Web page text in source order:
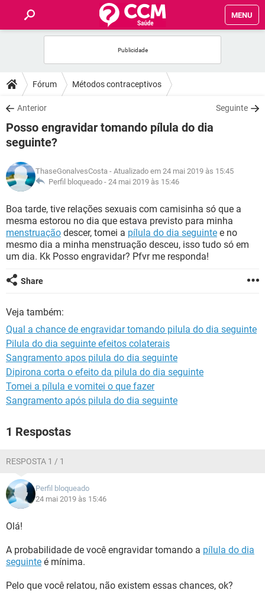
MENU
FÓRUM
SAÚDE
FAMÍLIA
NUTRIÇÃO
SEXUALIDADE
GLOSSÁRIO
Fórum Métodos contraceptivos
Anterior Seguinte
Posso engravidar tomando pílula do dia
seguinte?
ThaseGonalvesCosta - Atualizado em 24 mai 2019 às 15:45
Perfil bloqueado - 24 mai 2019 às 15:46
Boa tarde, tive relações sexuais com camisinha só que a
mesma estorou no dia que estava previsto para minha
menstruação descer, tomei a pílula do dia seguinte e no
mesmo dia a minha menstruação desceu, isso tudo só em
um dia. Kk Posso engravidar? Pfvr me responda!
Share
Veja também:
Qual a chance de engravidar tomando pilula do dia seguinte
Pilula do dia seguinte efeitos colaterais
Sangramento apos pilula do dia seguinte
Dipirona corta o efeito da pilula do dia seguinte
Tomei a pílula e vomitei o que fazer
Sangramento após pilula do dia seguinte
1 Respostas
RESPOSTA 1 / 1
Perfil bloqueado
24 mai 2019 às 15:46
Olá!
A probabilidade de você engravidar tomando a pílula do dia
seguinte é mínima.
Pelo que você relatou, não existem essas chances, ok?